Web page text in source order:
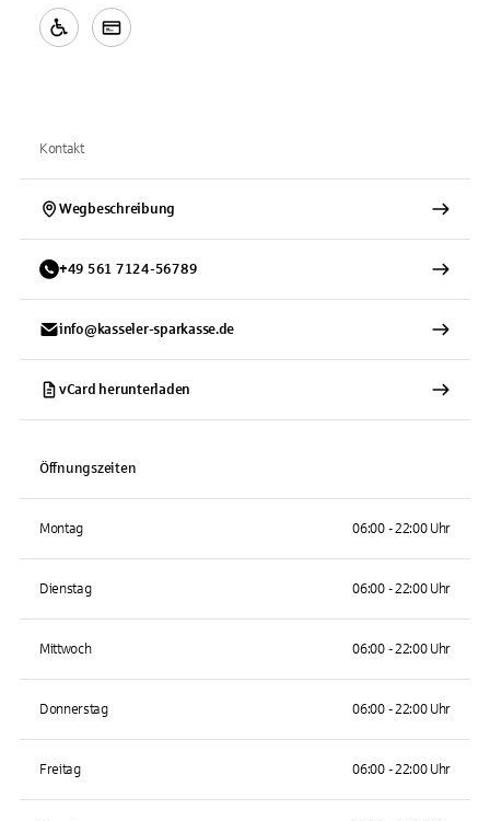
Kontakt
Wegbeschreibung
+49 561 7124-56789
info@kasseler-sparkasse.de
vCard herunterladen
Öffnungszeiten
Montag 06:00 - 22:00 Uhr
Dienstag 06:00 - 22:00 Uhr
Mittwoch 06:00 - 22:00 Uhr
Donnerstag 06:00 - 22:00 Uhr
Freitag 06:00 - 22:00 Uhr